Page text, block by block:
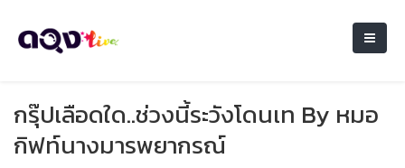
กรุ๊ปเลือดใด..ช่วงนี้ระวังโดนเท By หมอ
กิฟท์นางมารพยากรณ์